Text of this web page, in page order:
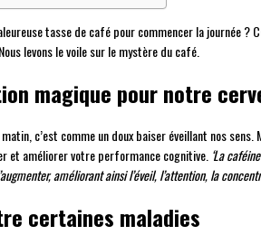
tasse de café pour commencer la journée
levons le voile sur le mystère du café.
magique pour notre
c’est comme un doux baiser éveillant nos
et améliorer votre performance cognitive. ‘La
améliorant ainsi l’éveil, l’attention, la
certaines maladies